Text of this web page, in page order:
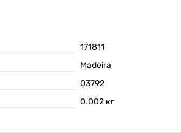
171811
Madeira
03792
0.002 кг